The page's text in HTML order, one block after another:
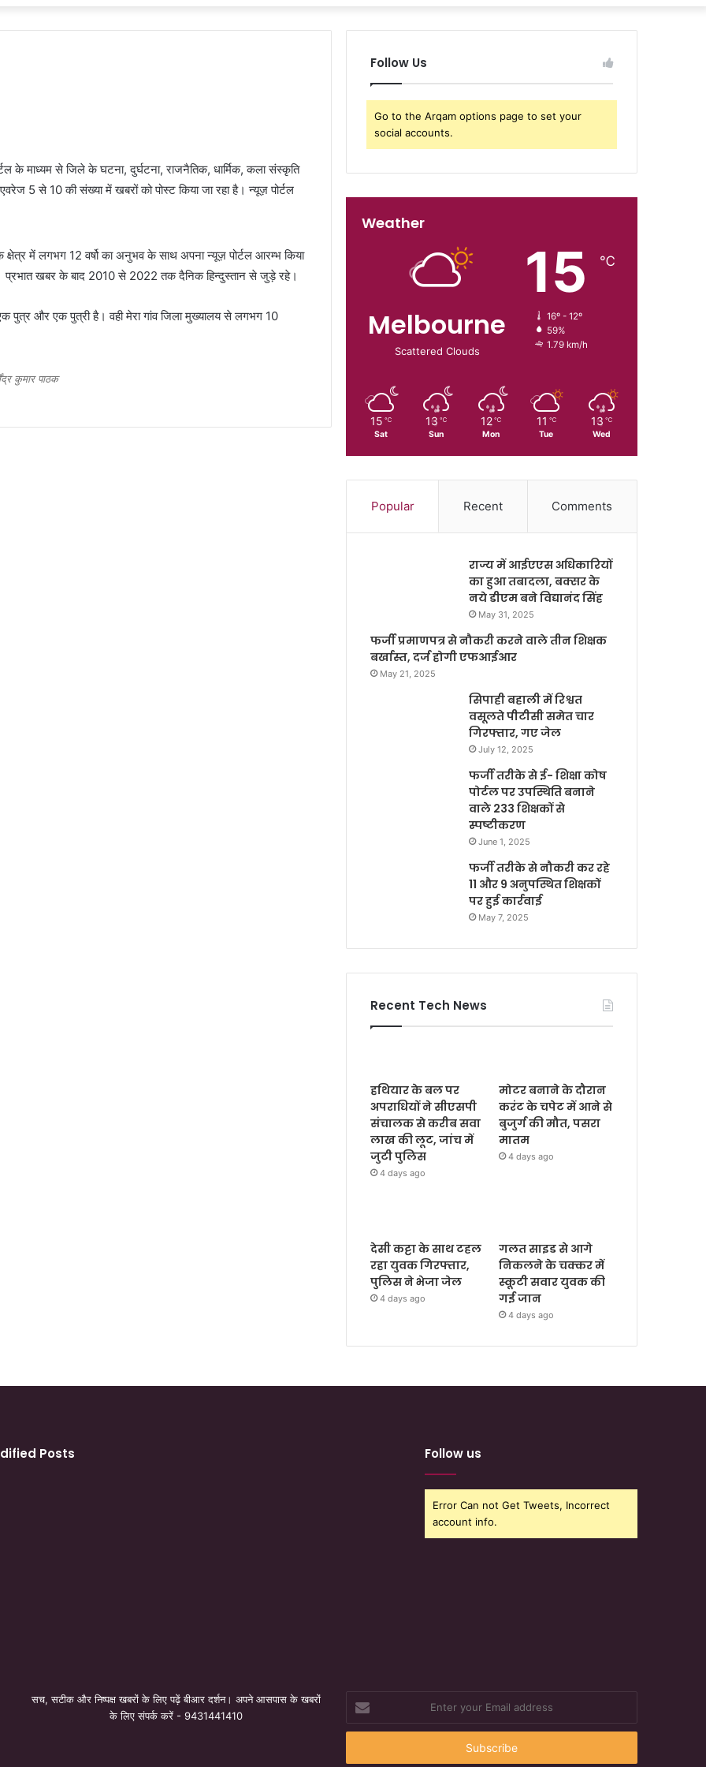
के माध्यम से जिले के घटना, दुर्घटना, राजनैतिक, धार्मिक, कला संस्कृति
5 से 10 की संख्या में खबरों को पोस्ट किया जा रहा है। न्यूज़ पोर्टल
के क्षेत्र में लगभग 12 वर्षो का अनुभव के साथ अपना न्यूज़ पोर्टल आरम्भ किया
खबर के बाद 2010 से 2022 तक दैनिक हिन्दुस्तान से जुड़े रहे।
पुत्र और एक पुत्री है। वही मेरा गांव जिला मुख्यालय से लगभग 10
कुमार पाठक
Follow Us
Go to the Arqam options page to set your
social accounts.
Weather
Melbourne
Scattered Clouds
15 ℃
16º - 12º
59%
1.79 km/h
15 ℃
Sat
13 ℃
Sun
12 ℃
Mon
11 ℃
Tue
13 ℃
Wed
Popular Recent Comments
राज्य में आईएएस अधिकारियों
का हुआ तबादला, बक्सर के
नये डीएम बने विद्यानंद सिंह
May 31, 2025
फर्जी प्रमाणपत्र से नौकरी करने वाले तीन शिक्षक
बर्खास्त, दर्ज होगी एफआईआर
May 21, 2025
सिपाही बहाली में रिश्वत
वसूलते पीटीसी समेत चार
गिरफ्तार, गए जेल
July 12, 2025
फर्जी तरीके से ई- शिक्षा कोष
पोर्टल पर उपस्थिति बनाने
वाले 233 शिक्षकों से
स्पष्टीकरण
June 1, 2025
फर्जी तरीके से नौकरी कर रहे
11 और 9 अनुपस्थित शिक्षकों
पर हुई कार्रवाई
May 7, 2025
Recent Tech News
हथियार के बल पर
अपराधियों ने सीएसपी
संचालक से करीब सवा
लाख की लूट, जांच में
जुटी पुलिस
4 days ago
मोटर बनाने के दौरान
करंट के चपेट में आने से
बुजुर्ग की मौत, पसरा
मातम
4 days ago
देसी कट्टा के साथ टहल
रहा युवक गिरफ्तार,
पुलिस ने भेजा जेल
4 days ago
गलत साइड से आगे
निकलने के चक्कर में
स्कूटी सवार युवक की
गई जान
4 days ago
Posts Follow us
Error Can not Get Tweets, Incorrect
account info.
सच, सटीक और निष्पक्ष खबरों के लिए पढ़ें बीआर दर्शन। अपने आसपास के खबरों
के लिए संपर्क करें - 9431441410
your
Email